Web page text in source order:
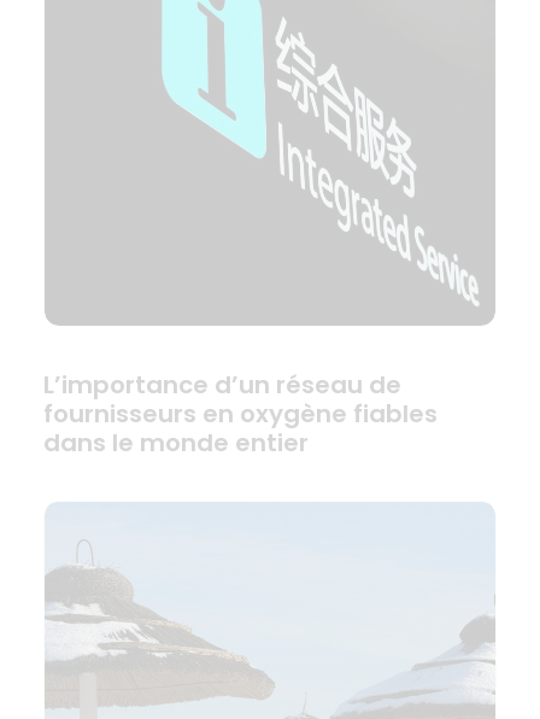
L’importance d’un réseau de
fournisseurs en oxygène fiables
dans le monde entier